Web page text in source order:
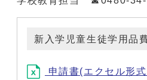
新入学児童生徒学用品
申請書(エクセル形